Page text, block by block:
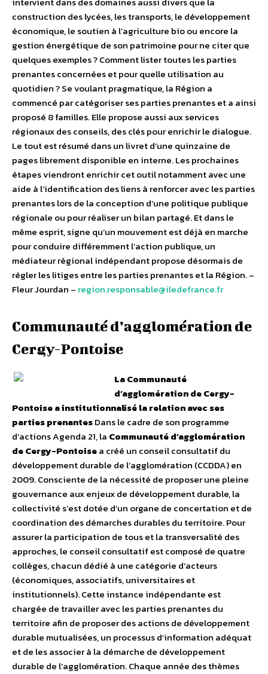
construction des lycées, les transports, le développement
économique, le soutien à l’agriculture bio ou encore la
gestion énergétique de son patrimoine pour ne citer que
quelques exemples ? Comment lister toutes les parties
prenantes concernées et pour quelle utilisation au
quotidien ? Se voulant pragmatique, la Région a
commencé par catégoriser ses parties prenantes et a ainsi
proposé 8 familles. Elle propose aussi aux services
régionaux des conseils, des clés pour enrichir le dialogue.
Le tout est résumé dans un livret d’une quinzaine de
pages librement disponible en interne. Les prochaines
étapes viendront enrichir cet outil notamment avec une
aide à l’identification des liens à renforcer avec les parties
prenantes lors de la conception d’une politique publique
régionale ou pour réaliser un bilan partagé. Et dans le
même esprit, signe qu’un mouvement est déjà en marche
pour conduire différemment l’action publique, un
médiateur régional indépendant propose désormais de
régler les litiges entre les parties prenantes et la Région. –
Fleur Jourdan – region.responsable@iledefrance.fr
Communauté d’agglomération de
Cergy-Pontoise
La Communauté
d’agglomération de Cergy-
Pontoise a institutionnalisé la relation avec ses
parties prenantesDans le cadre de son programme
d’actions Agenda 21, la Communauté d’agglomération
de Cergy-Pontoisea créé un conseil consultatif du
développement durable de l’agglomération (CCDDA) en
2009. Consciente de la nécessité de proposer une pleine
gouvernance aux enjeux de développement durable, la
collectivité s’est dotée d’un organe de concertation et de
coordination des démarches durables du territoire. Pour
assurer la participation de tous et la transversalité des
approches, le conseil consultatif est composé de quatre
collèges, chacun dédié à une catégorie d’acteurs
(économiques, associatifs, universitaires et
institutionnels). Cette instance indépendante est
chargée de travailler avec les parties prenantes du
territoire afin de proposer des actions de développement
durable mutualisées, un processus d’information adéquat
et de les associer à la démarche de développement
durable de l’agglomération. Chaque année des thèmes